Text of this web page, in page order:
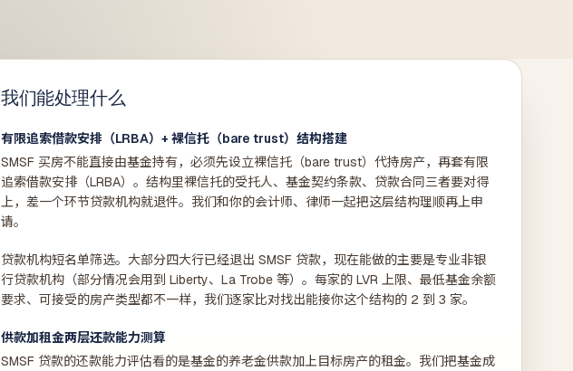
我们能处理什么
有限追索借款安排（LRBA）+ 裸信托（bare trust）结构搭建
SMSF 买房不能直接由基金持有，必须先设立裸信托（bare trust）代持房产，再套有限
追索借款安排（LRBA）。结构里裸信托的受托人、基金契约条款、贷款合同三者要对得
上，差一个环节贷款机构就退件。我们和你的会计师、律师一起把这层结构理顺再上申
请。
贷款机构短名单筛选。大部分四大行已经退出 SMSF 贷款，现在能做的主要是专业非银
行贷款机构（部分情况会用到 Liberty、La Trobe 等）。每家的 LVR 上限、最低基金余额
要求、可接受的房产类型都不一样，我们逐家比对找出能接你这个结构的 2 到 3 家。
供款加租金两层还款能力测算
SMSF 贷款的还款能力评估看的是基金的养老金供款加上目标房产的租金。我们把基金成